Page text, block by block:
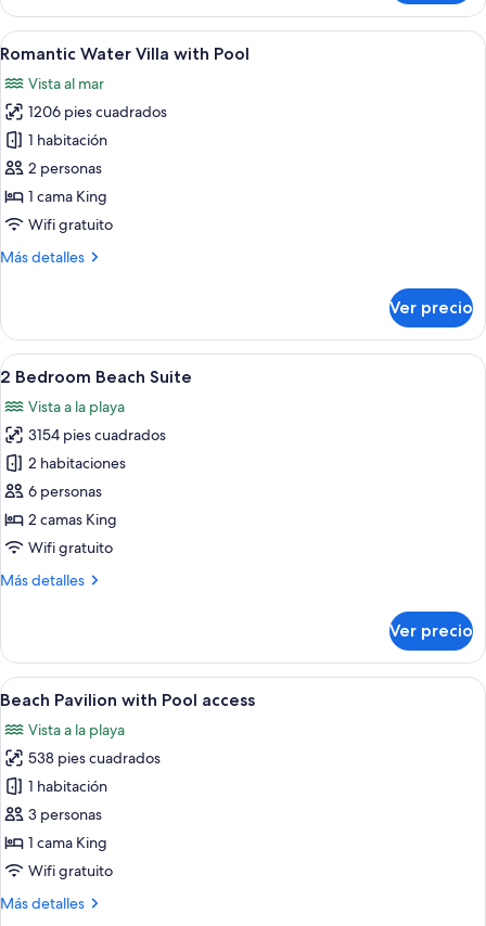
only)
Beach
Villa
With
Adults
only)
Abrir
todas
las
fotos
de
Romantic
Water
Villa
Pool
Una terraza de madera con piscina,
5
Romantic Water Villa with Pool
Vista al mar
1206 pies cuadrados
1 habitación
2 personas
1 cama King
Wifi gratuito
Más detalles
Más
Water
Villa
with
Ver precio
Abrir
todas
las
fotos
de
2
Bedroom
Beach
Una cama con dosel con sábanas
6
2 Bedroom Beach Suite
Vista a la playa
3154 pies cuadrados
2 habitaciones
6 personas
2 camas King
Wifi gratuito
Más detalles
Más
Bedroom
Beach
Suite
Ver precio
Abrir
todas
las
fotos
de
Beach
Pavilion
with
access
Habitación de hotel con cama,
7
Beach Pavilion with Pool access
Vista a la playa
538 pies cuadrados
1 habitación
3 personas
1 cama King
Wifi gratuito
Más detalles
Más